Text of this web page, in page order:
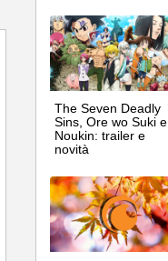
The Seven Deadly
Sins, Ore wo Suki e
Noukin: trailer e
novità